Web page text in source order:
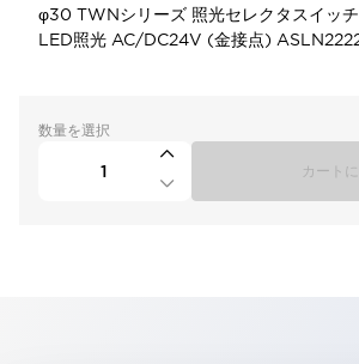
φ30 TWNシリーズ 照光セレクタスイッ
LED照光 AC/DC24V (金接点)
数量を選択
カート